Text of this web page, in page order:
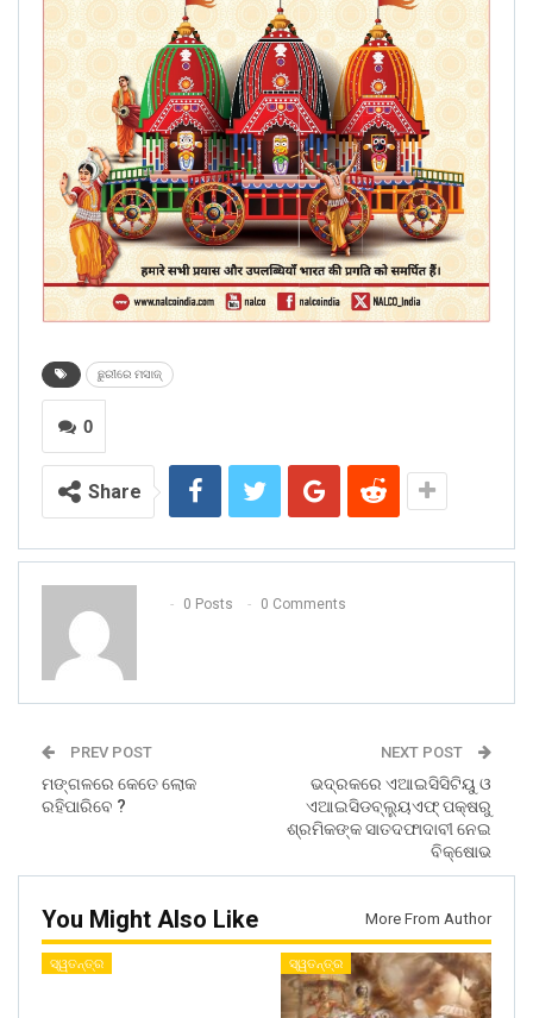
ଛୁରୀରେ ମସାଜ୍‌
0
Share
0 Posts 0 Comments
PREV POST
ମଙ୍ଗଳରେ କେତେ ଲୋକ
ରହିପାରିବେ ?
NEXT POST
ଭଦ୍ରକରେ ଏଆଇସିସିଟିୟୁ ଓ
ଏଆଇସିଡବ୍ଲୁ୍ୟଏଫ୍ ପକ୍ଷରୁ
ଶ୍ରମିକଙ୍କ ସାତଦଫାଦାବୀ ନେଇ
ବିକ୍ଷୋଭ
You Might Also Like More From Author
ସ୍ୱତନ୍ତ୍ର ସ୍ୱତନ୍ତ୍ର